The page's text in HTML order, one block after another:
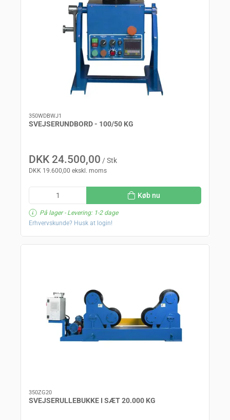
350WDBWJ1
SVEJSERUNDBORD - 100/50 KG
DKK 24.500,00 / Stk
DKK 19.600,00 ekskl. moms
Køb nu
På lager- Levering: 1-2 dage
Erhvervskunde? Husk at login!
350ZG20
SVEJSERULLEBUKKE I SÆT 20.000 KG